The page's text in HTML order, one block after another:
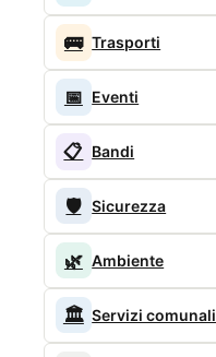
🚌 Trasporti
📅 Eventi
📋 Bandi
🛡️ Sicurezza
🌿 Ambiente
🏛️ Servizi comunali